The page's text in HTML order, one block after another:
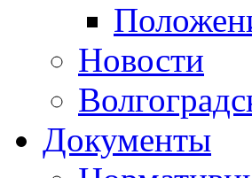
Новости
Документы